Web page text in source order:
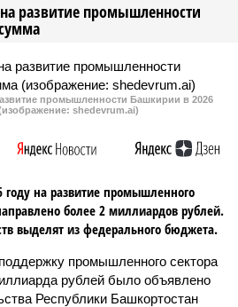
развитие промышленности
промышленности Башкирии в 2026
shedevrum.ai)
году на развитие промышленного
более 2 миллиардов рублей.
выделят из федерального бюджета.
промышленного сектора
рублей было объявлено
Республики Башкортостан